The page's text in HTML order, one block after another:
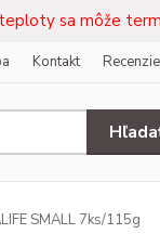
sa môže
Kontakt Recenzie
SMALL 7ks/115g